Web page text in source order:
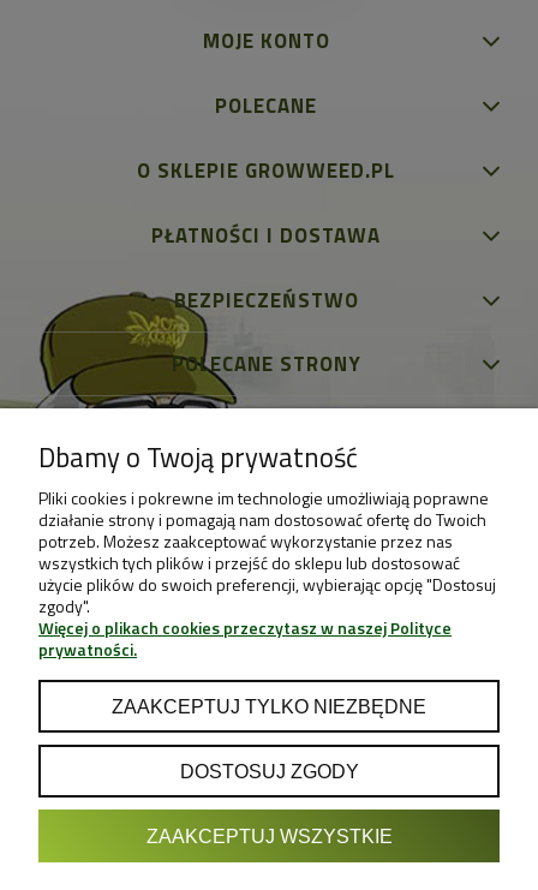
MOJE KONTO
POLECANE
O SKLEPIE GROWWEED.PL
PŁATNOŚCI I DOSTAWA
BEZPIECZEŃSTWO
POLECANE STRONY
Projekt & Support:GRUPA
POKAŻ PEŁNĄ WERSJĘ STRONY
Sklep internetowy Shoper.pl
Dbamy o Twoją prywatność
Pliki cookies i pokrewne im technologie umożliwiają poprawne
działanie strony i pomagają nam dostosować ofertę do Twoich
potrzeb. Możesz zaakceptować wykorzystanie przez nas
wszystkich tych plików i przejść do sklepu lub dostosować
użycie plików do swoich preferencji, wybierając opcję "Dostosuj
zgody".
Więcej o plikach cookies przeczytasz w naszej Polityce
prywatności.
ZAAKCEPTUJ TYLKO NIEZBĘDNE
DOSTOSUJ ZGODY
ZAAKCEPTUJ WSZYSTKIE